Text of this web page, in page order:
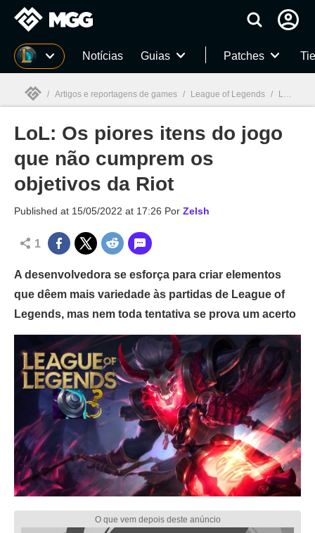
Millenium Notícias Guias Patches
Millenium
/ Artigos e reportagens de games / League of Legends / LoL: Os piores itens do jogo que não cumprem os objetivos da Riot
LoL: Os piores itens do jogo
que não cumprem os
objetivos da Riot
Published at 15/05/2022 at 17:26 Por Zelsh
1
A desenvolvedora se esforça para criar elementos
que dêem mais variedade às partidas de League of
Legends, mas nem toda tentativa se prova um acerto